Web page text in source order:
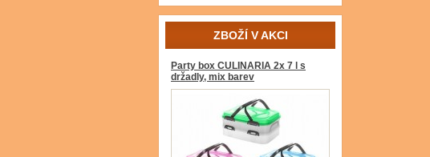
ZBOŽÍ V AKCI
Party box CULINARIA 2x 7 l s
držadly, mix barev